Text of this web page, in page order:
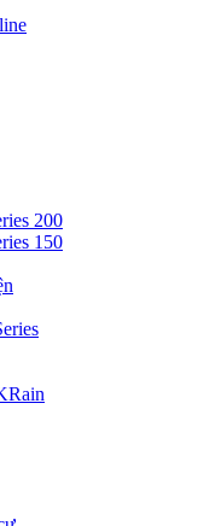
200
150